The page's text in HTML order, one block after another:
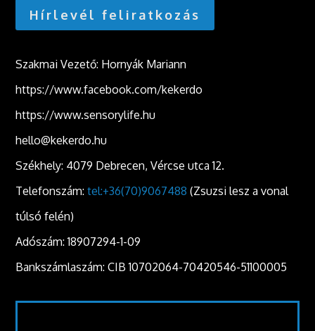
Hírlevél feliratkozás
Szakmai Vezető: Hornyák Mariann
https://www.facebook.com/kekerdo
https://www.sensorylife.hu
hello@kekerdo.hu
Székhely: 4079 Debrecen, Vércse utca 12.
Telefonszám:tel:+36(70)9067488 (Zsuzsi lesz a vonal
túlsó felén)
Adószám: 18907294-1-09
Bankszámlaszám: CIB 10702064-70420546-51100005